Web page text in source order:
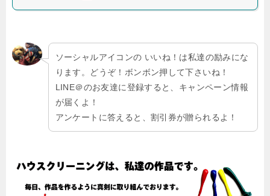
ソーシャルアイコンの いいね！は私達の励みにな
ります。どうぞ！ボンボン押して下さいね！
LINE＠のお友達に登録すると、キャンペーン情報
が届くよ！
アンケートに答えると、割引券が贈られるよ！